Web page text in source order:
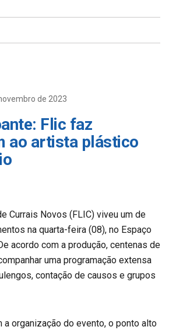
de 2023
Flic faz
ao artista plástico
Currais Novos (FLIC) viveu um de
na quarta-feira (08), no Espaço
acordo com a produção, centenas de
uma programação extensa
contação de causos e grupos
a organização do evento, o ponto alto